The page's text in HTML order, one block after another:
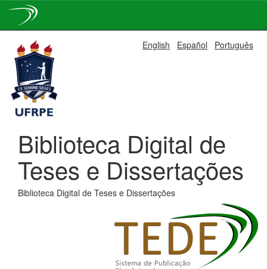
navigation
English Español Português
Biblioteca Digital de
Teses e Dissertações
Biblioteca Digital de Teses e Dissertações